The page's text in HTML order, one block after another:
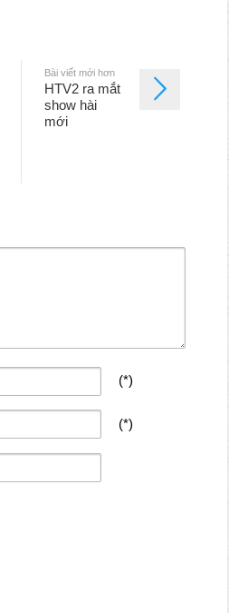
Bài viết mới hơn
HTV2 ra mắt
show hài
mới
(*)
(*)